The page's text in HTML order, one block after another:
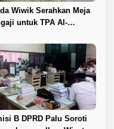
Wiwik Serahkan Meja
untuk TPA Al-
B DPRD Palu Soroti